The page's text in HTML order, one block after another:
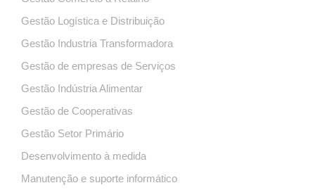
Gestão Logística e Distribuição
Gestão Industria Transformadora
Gestão de empresas de Serviços
Gestão Indústria Alimentar
Gestão de Cooperativas
Gestão Setor Primário
Desenvolvimento à medida
Manutenção e suporte informático